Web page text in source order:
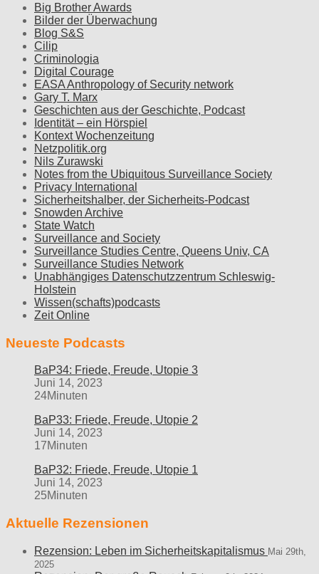
Big Brother Awards
Bilder der Überwachung
Blog S&S
Cilip
Criminologia
Digital Courage
EASA Anthropology of Security network
Gary T. Marx
Geschichten aus der Geschichte, Podcast
Identität – ein Hörspiel
Kontext Wochenzeitung
Netzpolitik.org
Nils Zurawski
Notes from the Ubiquitous Surveillance Society
Privacy International
Sicherheitshalber, der Sicherheits-Podcast
Snowden Archive
State Watch
Surveillance and Society
Surveillance Studies Centre, Queens Univ, CA
Surveillance Studies Network
Unabhängiges Datenschutzzentrum Schleswig-
Holstein
Wissen(schafts)podcasts
Zeit Online
Neueste Podcasts
BaP34: Friede, Freude, Utopie 3
Juni 14, 2023
24Minuten
BaP33: Friede, Freude, Utopie 2
Juni 14, 2023
17Minuten
BaP32: Friede, Freude, Utopie 1
Juni 14, 2023
25Minuten
Aktuelle Rezensionen
Rezension: Leben im Sicherheitskapitalismus Mai 29th,
2025